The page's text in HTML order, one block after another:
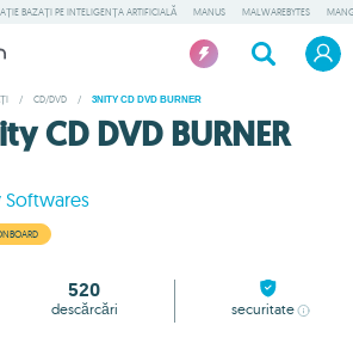
BAZAȚI PE INTELIGENȚA ARTIFICIALĂ MANUS MALWAREBYTES
/ CD/DVD / 3NITY CD DVD BURNER
CD DVD BURNER
Softwares
520
descărcări securitate